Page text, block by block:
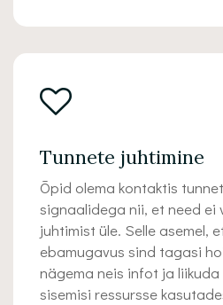
Tunnete juhtimine
Õpid olema kontaktis
signaalidega nii, et need ei
juhtimist üle. Selle asemel,
ebamugavus sind tagasi
nägema neis infot ja
sisemisi ressursse